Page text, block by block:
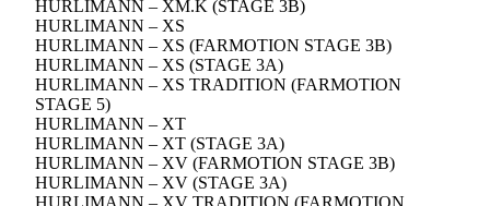
HURLIMANN – XM.K (STAGE 3B)
HURLIMANN – XS
HURLIMANN – XS (FARMOTION STAGE 3B)
HURLIMANN – XS (STAGE 3A)
HURLIMANN – XS TRADITION (FARMOTION
STAGE 5)
HURLIMANN – XT
HURLIMANN – XT (STAGE 3A)
HURLIMANN – XV (FARMOTION STAGE 3B)
HURLIMANN – XV (STAGE 3A)